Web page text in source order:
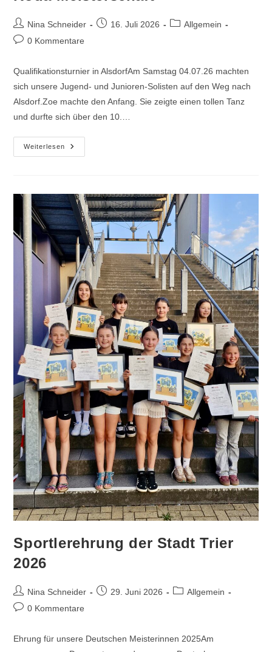
Beitrags-
Autor:
Nina Schneider
Beitrag16. Juli 2026
Beitrags-
Allgemein
Beitrags-
0 Kommentare
Qualifikationsturnier in AlsdorfAm Samstag 04.07.26 machten
sich unsere Jugend- und Junioren-Solisten auf den Weg nach
Alsdorf.Zoe machte den Anfang. Sie zeigte einen tollen Tanz
und durfte sich über den 10.…
Weiterlesen
Roda-
Meisterschaft
Sportlerehrung der Stadt Trier
2026
Beitrags-
Autor:
Nina Schneider
Beitrag29. Juni 2026
Beitrags-
Allgemein
Beitrags-
0 Kommentare
Ehrung für unsere Deutschen Meisterinnen 2025Am